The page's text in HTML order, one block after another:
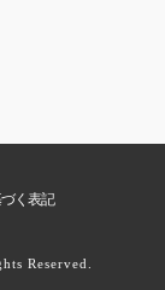
く表記
Reserved.